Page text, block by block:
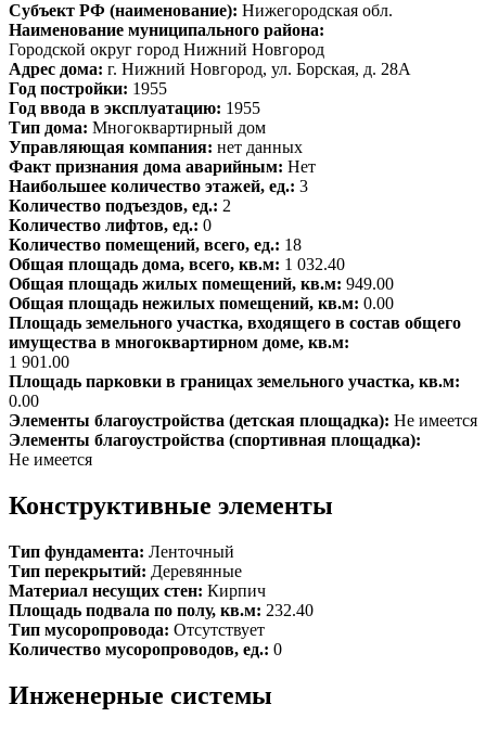
Субъект РФ (наименование): Нижегородская обл.
Наименование муниципального района:
Городской округ город Нижний Новгород
Адрес дома: г. Нижний Новгород, ул. Борская, д. 28А
Год постройки: 1955
Год ввода в эксплуатацию: 1955
Тип дома: Многоквартирный дом
Управляющая компания: нет данных
Факт признания дома аварийным: Нет
Наибольшее количество этажей, ед.: 3
Количество подъездов, ед.: 2
Количество лифтов, ед.: 0
Количество помещений, всего, ед.: 18
Общая площадь дома, всего, кв.м: 1 032.40
Общая площадь жилых помещений, кв.м: 949.00
Общая площадь нежилых помещений, кв.м: 0.00
Площадь земельного участка, входящего в состав общего
имущества в многоквартирном доме, кв.м:
1 901.00
Площадь парковки в границах земельного участка, кв.м:
0.00
Элементы благоустройства (детская площадка): Не имеется
Элементы благоустройства (спортивная площадка):
Не имеется
Конструктивные элементы
Тип фундамента: Ленточный
Тип перекрытий: Деревянные
Материал несущих стен: Кирпич
Площадь подвала по полу, кв.м: 232.40
Тип мусоропровода: Отсутствует
Количество мусоропроводов, ед.: 0
Инженерные системы